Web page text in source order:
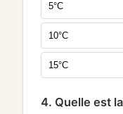
5°C
10°C
15°C
4. Quelle est